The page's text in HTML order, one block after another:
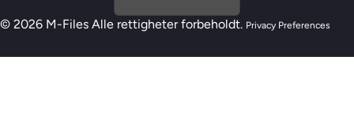
© 2026 M-Files Alle rettigheter forbeholdt. Privacy Preferences
Ny M-Files AI-beredskapsmodell – Er du klar